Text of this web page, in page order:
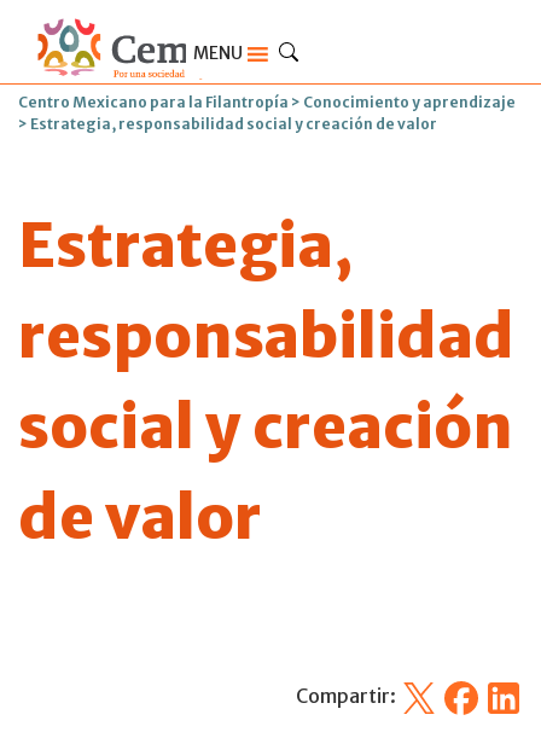
MENU
Centro Mexicano para la Filantropía > Conocimiento y aprendizaje
> Estrategia, responsabilidad social y creación de valor
Estrategia,
responsabilidad
social y creación
de valor
Compartir: X Facebook